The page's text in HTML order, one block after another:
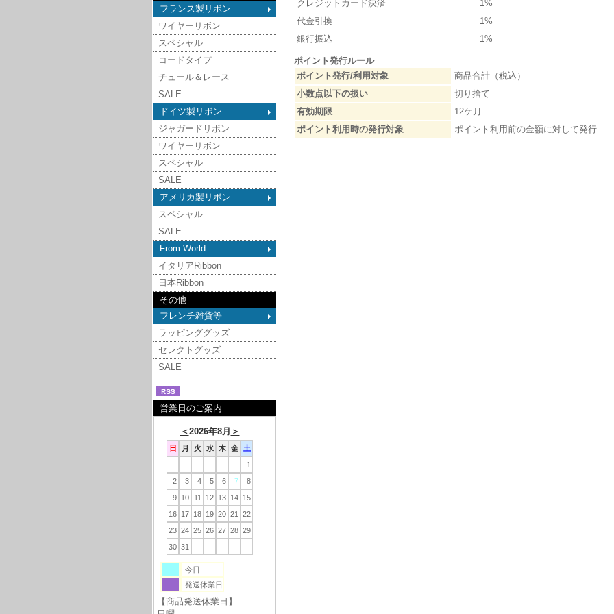
フランス製リボン
ワイヤーリボン
スペシャル
コードタイプ
チュール＆レース
SALE
ドイツ製リボン
ジャガードリボン
ワイヤーリボン
スペシャル
SALE
アメリカ製リボン
スペシャル
SALE
From World
イタリアRibbon
日本Ribbon
その他
フレンチ雑貨等
ラッピンググッズ
セレクトグッズ
SALE
営業日のご案内
＜2026年8月 ＞
日 月 火 水 木 金
土
1
2
3 4 5 6 7
8
9 10 11 12 13 14 15
16 17 18 19 20 21
22
23 24 25 26 27 28 29
30 31
今日
発送休業日
【商品発送休業日】
クレジットカード決済
1%
代金引換
1%
銀行振込
1%
ポイント発行ルール
ポイント発行/利用対象
商品合計（税込）
小数点以下の扱い
切り捨て
有効期限
12ケ月
ポイント利用時の発行対象
ポイント利用前の金額に対して発行